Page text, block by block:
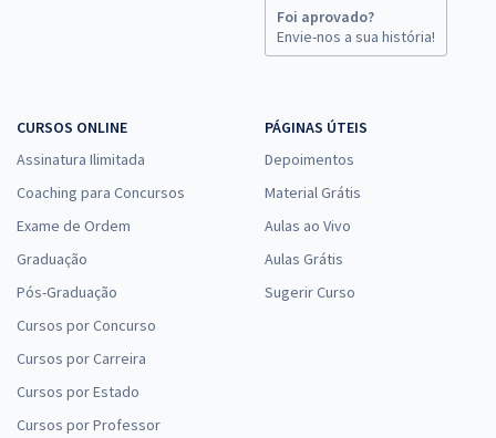
Foi aprovado?
Envie-nos a sua história!
CURSOS ONLINE
Assinatura Ilimitada
Coaching para Concursos
Exame de Ordem
Graduação
Pós-Graduação
Cursos por Concurso
Cursos por Carreira
Cursos por Estado
Cursos por Professor
PÁGINAS ÚTEIS
Depoimentos
Material Grátis
Aulas ao Vivo
Aulas Grátis
Sugerir Curso